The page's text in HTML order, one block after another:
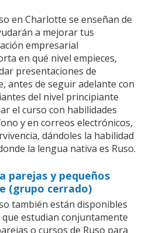
en Charlotte se enseñan de
a mejorar tus
empresarial
en qué nivel empieces,
presentaciones de
antes de seguir adelante con
del nivel principiante
el curso con habilidades
y en correos electrónicos,
dándoles la habilidad
la lengua nativa es Ruso.
parejas y pequeños
(grupo cerrado)
también están disponibles
estudian conjuntamente
o cursos de Ruso para